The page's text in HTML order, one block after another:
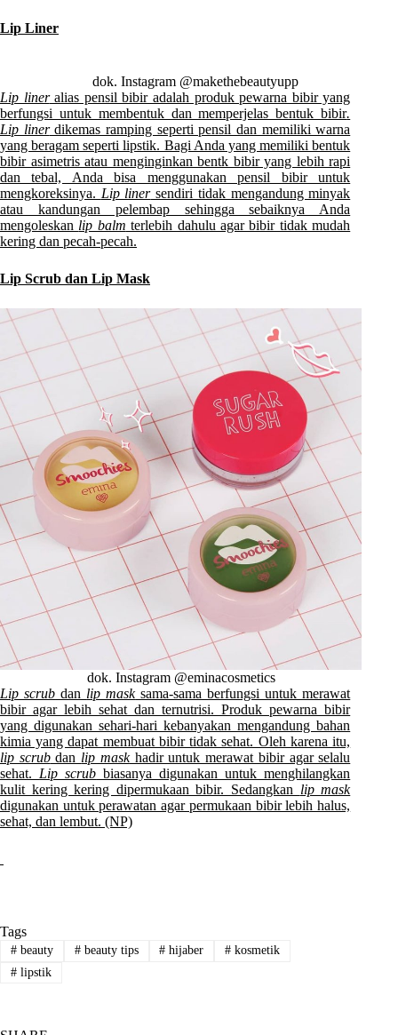
Lip Liner
dok. Instagram @makethebeautyupp
Lip lineralias pensil bibir adalah produk pewarna bibir yang
berfungsi untuk membentuk dan memperjelas bentuk bibir.
Lip linerdikemas ramping seperti pensil dan memiliki warna
yang beragam seperti lipstik. Bagi Anda yang memiliki bentuk
bibir asimetris atau menginginkan bentk bibir yang lebih rapi
dan tebal, Anda bisa menggunakan pensil bibir untuk
mengkoreksinya. Lip linersendiri tidak mengandung minyak
atau kandungan pelembap sehingga sebaiknya Anda
mengoleskan lip balm terlebih dahulu agar bibir tidak mudah
kering dan pecah-pecah.
Lip Scrub dan Lip Mask
dok. Instagram @eminacosmetics
Lip scrub dan lip masksama-sama berfungsi untuk merawat
bibir agar lebih sehat dan ternutrisi. Produk pewarna bibir
yang digunakan sehari-hari kebanyakan mengandung bahan
kimia yang dapat membuat bibir tidak sehat. Oleh karena itu,
lip scrubdan lip maskhadir untuk merawat bibir agar selalu
sehat. Lip scrub biasanya digunakan untuk menghilangkan
kulit kering kering dipermukaan bibir. Sedangkan lip mask
digunakan untuk perawatan agar permukaan bibir lebih halus,
sehat, dan lembut. (NP)
Tags
#beauty #beauty tips # hijaber # kosmetik
#lipstik